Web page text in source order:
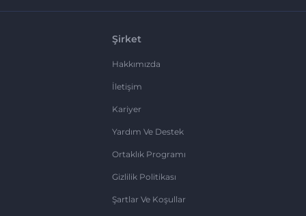
Şirket
Hakkımızda
İletişim
Kariyer
Yardım Ve Destek
Ortaklık Programı
Gizlilik Politikası
Şartlar Ve Koşullar